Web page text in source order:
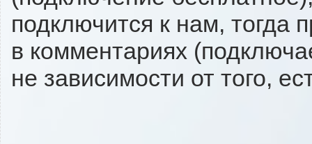
подключится к нам, тогда
в комментариях
не зависимости от того,